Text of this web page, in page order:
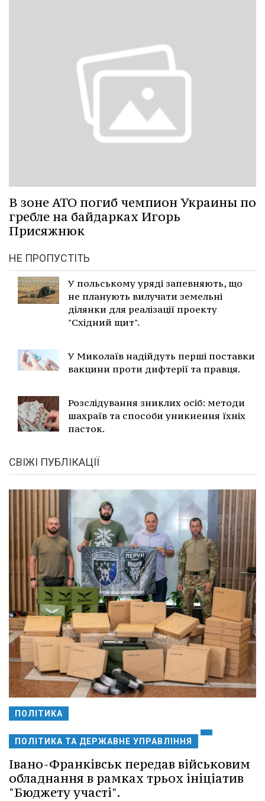
В зоне АТО погиб чемпион Украины по
гребле на байдарках Игорь
Присяжнюк
НЕ ПРОПУСТІТЬ
У польському уряді запевняють, що
не планують вилучати земельні
ділянки для реалізації проекту
"Східний щит".
У Миколаїв надійдуть перші поставки
вакцини проти дифтерії та правця.
Розслідування зниклих осіб: методи
шахраїв та способи уникнення їхніх
пасток.
СВІЖІ ПУБЛІКАЦІЇ
ПОЛІТИКА
ПОЛІТИКА ТА ДЕРЖАВНЕ УПРАВЛІННЯ
Івано-Франківськ передав військовим
обладнання в рамках трьох ініціатив
"Бюджету участі".